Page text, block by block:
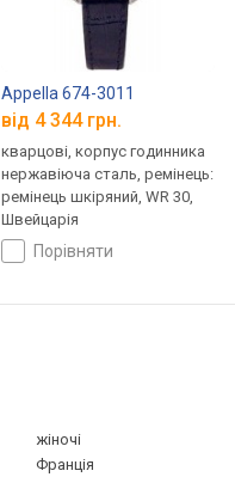
Appella 674-3011
від 4 344 грн.
кварцові, корпус годинника
нержавіюча сталь, ремінець:
ремінець шкіряний, WR 30,
Швейцарія
порівняти
жіночі
Франція